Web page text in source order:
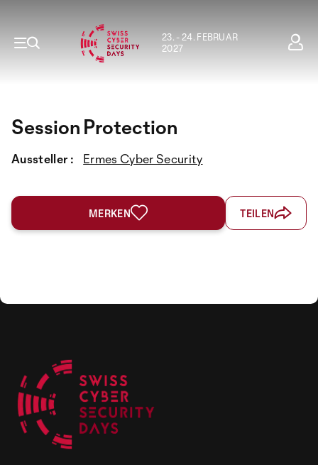
23. - 24. FEBRUAR
2027
Session Protection
Aussteller : Ermes Cyber Security
MERKEN TEILEN